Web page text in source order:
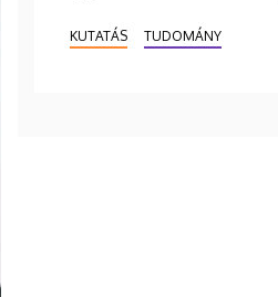
KUTATÁS TUDOMÁNY